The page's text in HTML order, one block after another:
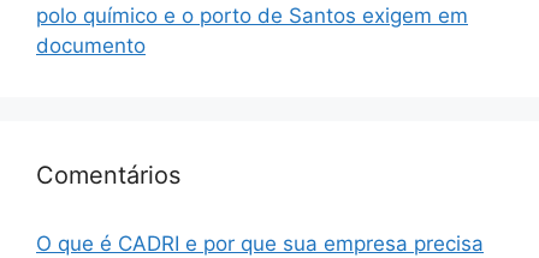
polo químico e o porto de Santos exigem em
documento
Comentários
O que é CADRI e por que sua empresa precisa